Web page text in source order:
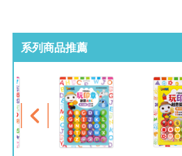
系列商品推薦